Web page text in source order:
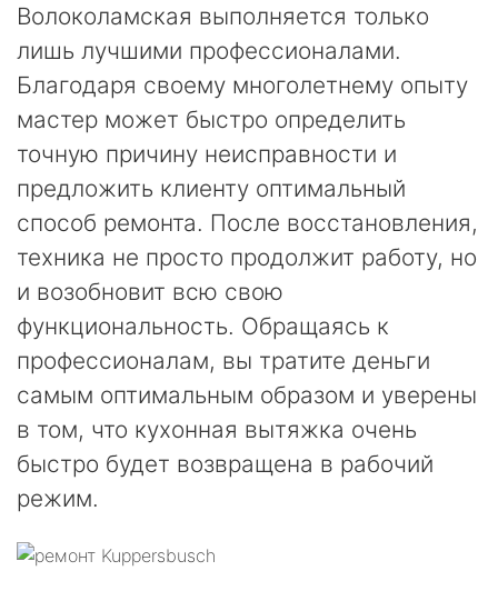
Волоколамская выполняется только
лишь лучшими профессионалами.
Благодаря своему многолетнему опыту
мастер может быстро определить
точную причину неисправности и
предложить клиенту оптимальный
способ ремонта. После восстановления,
техника не просто продолжит работу, но
и возобновит всю свою
функциональность. Обращаясь к
профессионалам, вы тратите деньги
самым оптимальным образом и уверены
в том, что кухонная вытяжка очень
быстро будет возвращена в рабочий
режим.